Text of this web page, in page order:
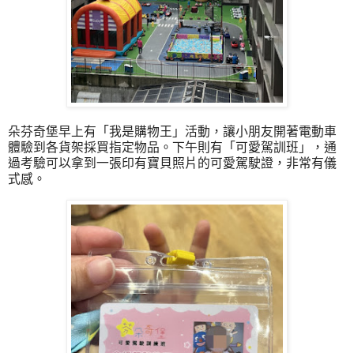
朵芬奇堡早上有「我是購物王」活動，讓小朋友開著電動車
體驗到各貨架採買指定物品。下午則有「可愛駕訓班」，通
過考驗可以拿到一張印有寶貝照片的可愛駕駛證，非常有儀
式感。